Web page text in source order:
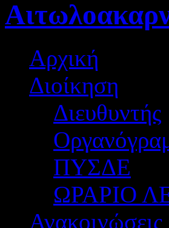
Αρχική
Διοίκηση
Διευθυντής
ΠΥΣΔΕ
ΩΡΑΡΙΟ
Ανακοινώσεις